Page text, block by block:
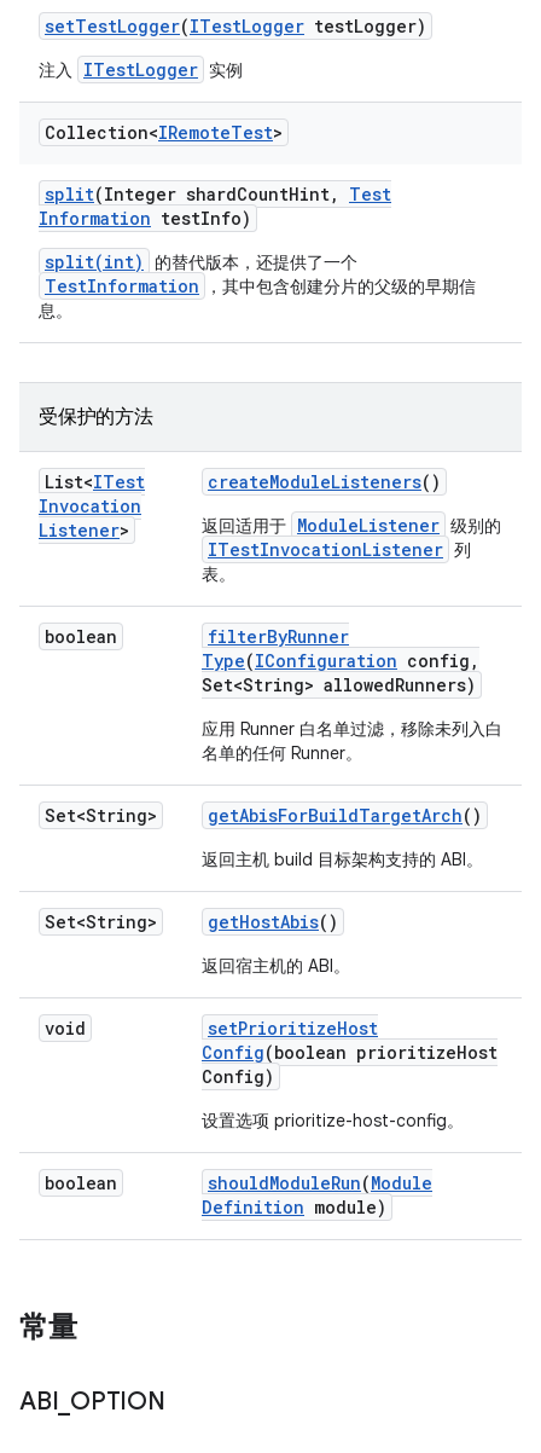
setTestLogger(ITestLogger testLogger)
注入 ITestLogger 实例
Collection<IRemoteTest>
split(Integer shardCountHint,
Test
Information testInfo)
split(int)
的替代版本，还提供了一个
TestInformation
，其中包含创建分片的父级的早期信
息。
受保护的方法
List<ITest
Invocation
Listener>
createModuleListeners()
返回适用于 ModuleListener 级别的
ITestInvocationListener 列
表。
boolean filterByRunner
Type(IConfiguration config ,
Set<String> allowedRunners)
应用 Runner 白名单过滤，移除未列入白
名单的任何 Runner。
Set<String> getAbisForBuildTargetArch()
返回主机 build 目标架构支持的 ABI。
Set<String> getHostAbis()
返回宿主机的 ABI。
void setPrioritizeHost
Config(boolean prioritizeHost
Config)
设置选项 prioritize-host-config。
boolean shouldModuleRun(Module
Definition module)
常量
ABI OPTION